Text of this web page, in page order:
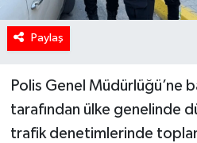
Paylaş
Polis Genel Müdürlüğü’ne
tarafından ülke genelinde
trafik denetimlerinde